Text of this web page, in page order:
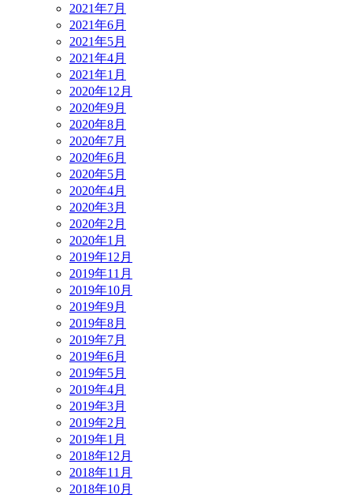
2021年7月
2021年6月
2021年5月
2021年4月
2021年1月
2020年12月
2020年9月
2020年8月
2020年7月
2020年6月
2020年5月
2020年4月
2020年3月
2020年2月
2020年1月
2019年12月
2019年11月
2019年10月
2019年9月
2019年8月
2019年7月
2019年6月
2019年5月
2019年4月
2019年3月
2019年2月
2019年1月
2018年12月
2018年11月
2018年10月